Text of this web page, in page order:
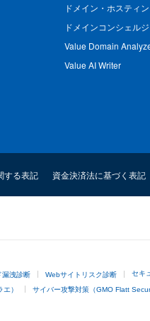
ドメイン・ホスティ
ドメインコンシェルジ
Value Domain
Value AI Writer
する表記 資金決済法に基づく表記
漏洩診断 Webサイトリスク診断 セキ
） サイバー攻撃対策（GMO Flatt